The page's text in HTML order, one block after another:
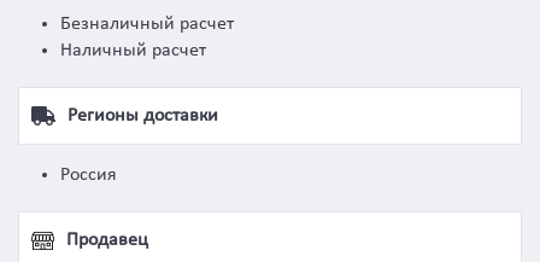
Безналичный расчет
Наличный расчет
Регионы доставки
Россия
Продавец